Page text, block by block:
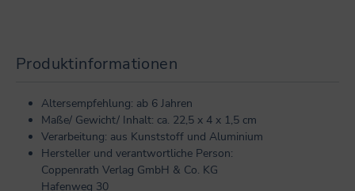
Produktinformationen
Altersempfehlung: ab 6 Jahren
Maße/ Gewicht/ Inhalt: ca. 22,5 x 4 x 1,5 cm
Verarbeitung: aus Kunststoff und Aluminium
Hersteller und verantwortliche Person:
Coppenrath Verlag GmbH & Co. KG
Hafenweg 30